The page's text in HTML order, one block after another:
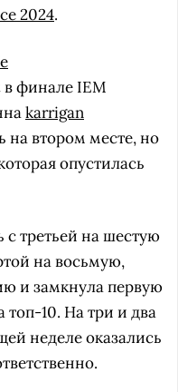
2024.
в финале IEM
karrigan
на втором месте, но
опустилась
с третьей на шестую
на восьмую,
и замкнула первую
топ-10. На три и два
неделе оказались